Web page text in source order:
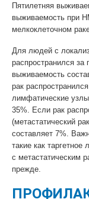
Пятилетняя
выживаемость при
мелкоклеточном
Для людей с
распространился за
выживаемость
рак
лимфатические
35%. Если рак
(метастатический
составляет 7%.
такие как
с метастатическим
прежде.